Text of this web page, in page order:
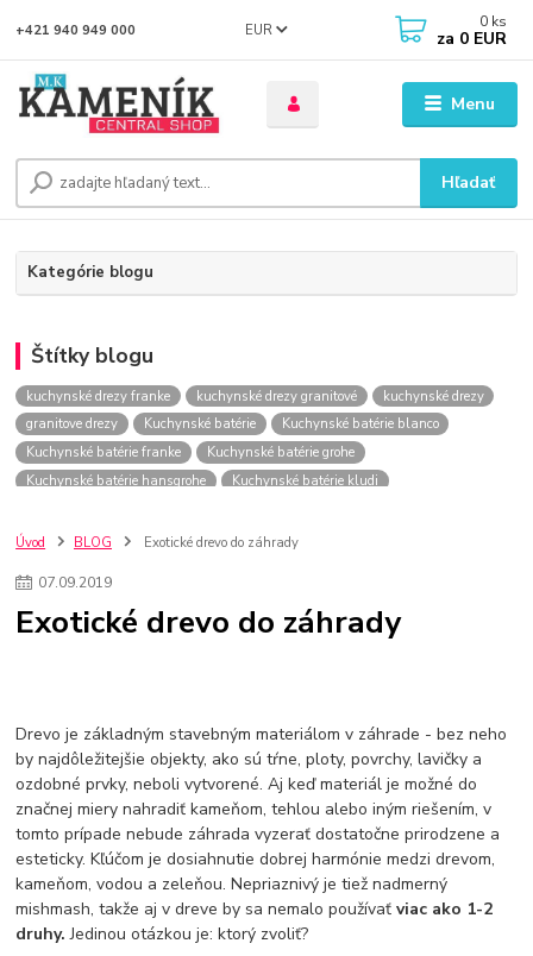
Menu
EUR
Hľadať
+421 940 949 000 0 ks
za 0 EUR
Kategórie blogu
Štítky blogu
kuchynské drezy franke kuchynské drezy granitové
kuchynské drezy
granitove drezy
Kuchynské batérie
Kuchynské batérie blanco
Kuchynské batérie franke
Kuchynské batérie grohe
Kuchynské batérie hansgrohe
Kuchynské batérie kludi
kuchynské batérie sagittarius
kuchynské batérie
kuchynské drezy sety
kúpelňové batérie
vodovodné batérie do kúpelne kuchynske
Umývadlá
Rohové umývadlá
Zlaté umývadlá
Zápustné umývadlá
sprchový záves
vodovodná batéria
čierna kúpelňová batéria
vaňa retro
voľne stojaca vaňa
retro kúpeľne
Nákup tovaru pre firmy bez DPH
Bez DPH
Ako znížiť náklady
Ako znížiť náklady na firmu
szco nakup bez dph
szco nakup bez dph nakupovanie na firmu bez dph
nákup bez dph v eu ň
Úvod BLOG Exotické drevo do záhrady
07.09.2019
Exotické drevo do záhrady
Drevo je základným stavebným materiálom v záhrade - bez neho
by najdôležitejšie objekty, ako sú tŕne, ploty, povrchy, lavičky a
ozdobné prvky, neboli vytvorené. Aj keď materiál je možné do
značnej miery nahradiť kameňom, tehlou alebo iným riešením, v
tomto prípade nebude záhrada vyzerať dostatočne prirodzene a
esteticky. Kľúčom je dosiahnutie dobrej harmónie medzi drevom,
kameňom, vodou a zeleňou. Nepriaznivý je tiež nadmerný
mishmash, takže aj v dreve by sa nemalo používaťviac ako 1-2
druhy.Jedinou otázkou je: ktorý zvoliť?